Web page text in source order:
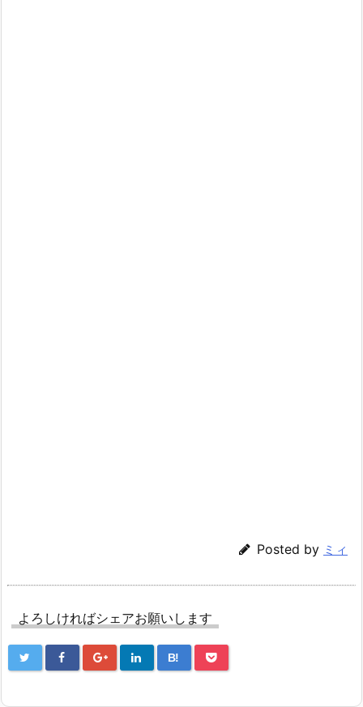
Posted by ミィ
よろしければシェアお願いします
B!